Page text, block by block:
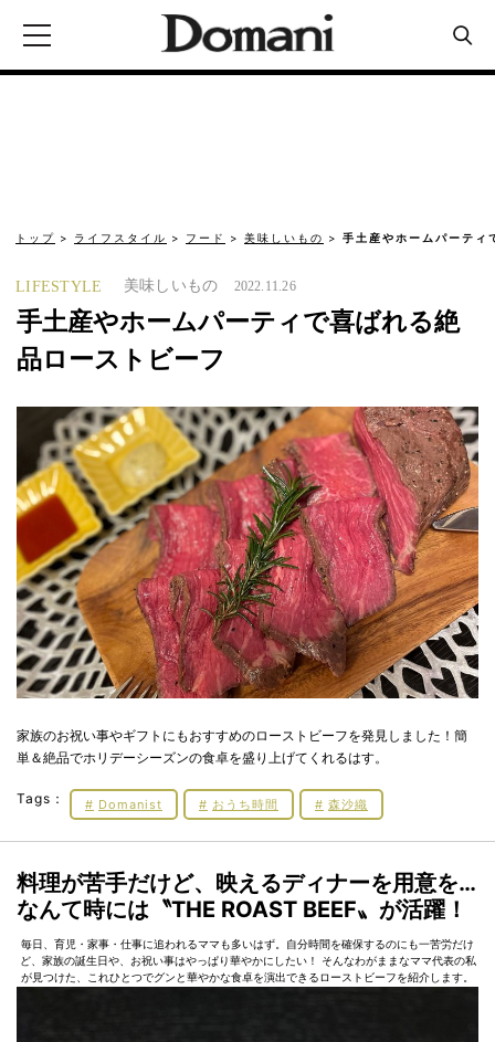
トップ ライフスタイル フード 美味しいもの 手土産やホームパーティ
LIFESTYLE 美味しいもの 2022.11.26
手土産やホームパーティで喜ばれる絶
品ローストビーフ
家族のお祝い事やギフトにもおすすめのローストビーフを発見しました！簡
単＆絶品でホリデーシーズンの食卓を盛り上げてくれるはす。
Tags： Domanist おうち時間 森沙織
料理が苦手だけど、映えるディナーを用意を…
なんて時には〝THE ROAST BEEF〟が活躍！
毎日、育児・家事・仕事に追われるママも多いはず。自分時間を確保するのにも一苦労だけ
ど、家族の誕生日や、お祝い事はやっぱり華やかにしたい！ そんなわがままなママ代表の私
が見つけた、これひとつでグンと華やかな食卓を演出できるローストビーフを紹介します。